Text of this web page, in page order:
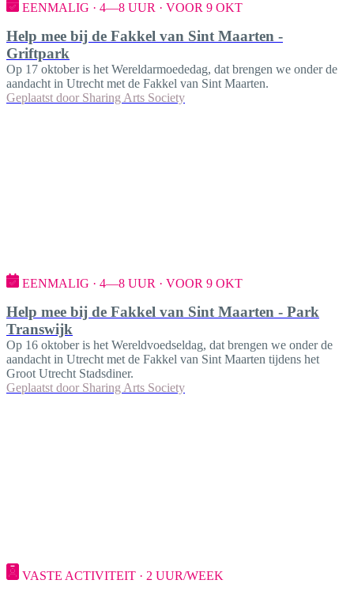
EENMALIG · 4—8 UUR · VOOR 9 OKT
Help mee bij de Fakkel van Sint Maarten -
Griftpark
Op 17 oktober is het Wereldarmoededag, dat brengen we onder de
aandacht in Utrecht met de Fakkel van Sint Maarten.
Geplaatst door Sharing Arts Society
EENMALIG · 4—8 UUR · VOOR 9 OKT
Help mee bij de Fakkel van Sint Maarten - Park
Transwijk
Op 16 oktober is het Wereldvoedseldag, dat brengen we onder de
aandacht in Utrecht met de Fakkel van Sint Maarten tijdens het
Groot Utrecht Stadsdiner.
Geplaatst door Sharing Arts Society
VASTE ACTIVITEIT · 2 UUR/WEEK